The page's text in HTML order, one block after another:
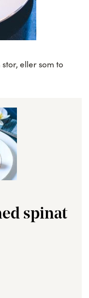
eller som to
spinat